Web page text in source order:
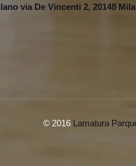
via De Vincenti 2, 20148
© 2016 Lamatura